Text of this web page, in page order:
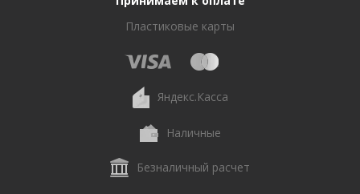
Пластиковые карты
Яндекс.Касса
Наличные
Безналичный расчет